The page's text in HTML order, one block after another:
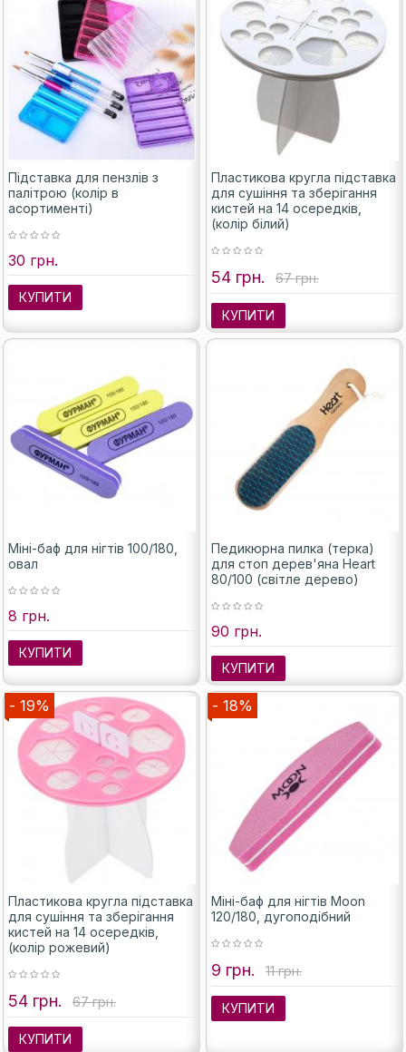
Підставка для пензлів з
палітрою (колір в
асортименті)
30 грн.
КУПИТИ
Пластикова кругла підставка
для сушіння та зберігання
кистей на 14 осередків,
(колір білий)
54 грн. 67 грн.
КУПИТИ
Міні-баф для нігтів 100/180,
овал
8 грн.
КУПИТИ
Педикюрна пилка (терка)
для стоп дерев'яна Heart
80/100 (світле дерево)
90 грн.
КУПИТИ
- 19%
Пластикова кругла підставка
для сушіння та зберігання
кистей на 14 осередків,
(колір рожевий)
54 грн. 67 грн.
КУПИТИ
- 18%
Міні-баф для нігтів Moon
120/180, дугоподібний
9 грн. 11 грн.
КУПИТИ